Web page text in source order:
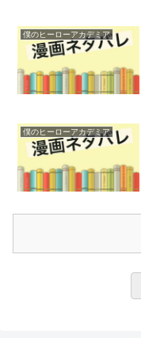
僕のヒーローアカデミア
僕のヒーローアカデミア